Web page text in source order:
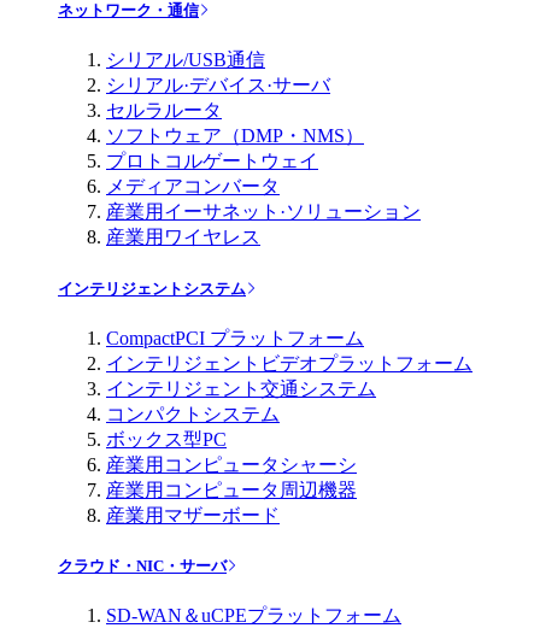
ネットワーク・通信
シリアル/USB通信
シリアル·デバイス·サーバ
セルラルータ
ソフトウェア（DMP・NMS）
プロトコルゲートウェイ
メディアコンバータ
産業用イーサネット·ソリューション
産業用ワイヤレス
インテリジェントシステム
CompactPCI プラットフォーム
インテリジェントビデオプラットフォーム
インテリジェント交通システム
コンパクトシステム
ボックス型PC
産業用コンピュータシャーシ
産業用コンピュータ周辺機器
産業用マザーボード
クラウド・NIC・サーバ
SD-WAN＆uCPEプラットフォーム